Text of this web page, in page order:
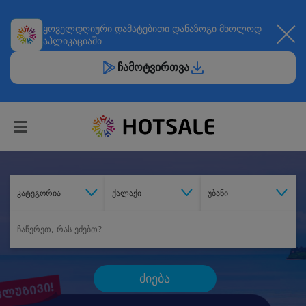
ყოველდღიური დამატებითი დანაზოგი მხოლოდ
აპლიკაციაში
ჩამოტვირთვა
კატეგორია ქალაქი უბანი
ძიება